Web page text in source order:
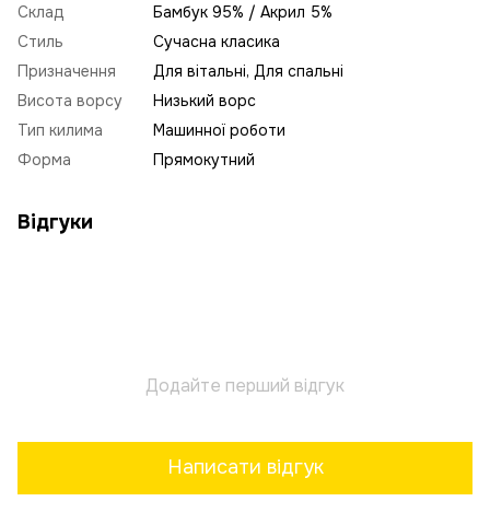
Склад
Бамбук 95% / Акрил 5%
Стиль
Сучасна класика
Призначення
Для вітальні, Для спальні
Висота ворсу
Низький ворс
Тип килима
Машинної роботи
Форма
Прямокутний
Відгуки
Додайте перший відгук
Написати відгук